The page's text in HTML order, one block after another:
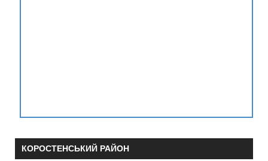
КОРОСТЕНСЬКИЙ РАЙОН